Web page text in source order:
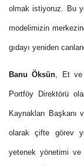
olmak istiyoruz. Bu
modelimizin
gıdayı yeniden
Banu Öksün , Et
Portföy Direktörü
Kaynakları Başkanı
olarak çifte görev
yetenek yönetimi ve